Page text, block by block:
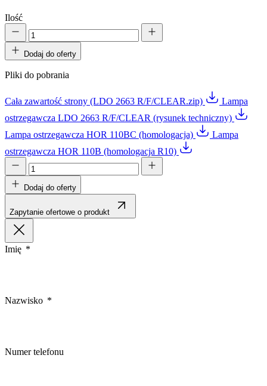
Ilość
Dodaj do oferty
Pliki do pobrania
Cała zawartość strony (LDO 2663 R/F/CLEAR.zip)
Lampa
ostrzegawcza LDO 2663 R/F/CLEAR (rysunek techniczny)
Lampa ostrzegawcza HOR 110BC (homologacja)
Lampa
ostrzegawcza HOR 110B (homologacja R10)
Dodaj do oferty
Zapytanie ofertowe o produkt
Imię
Nazwisko
Numer telefonu